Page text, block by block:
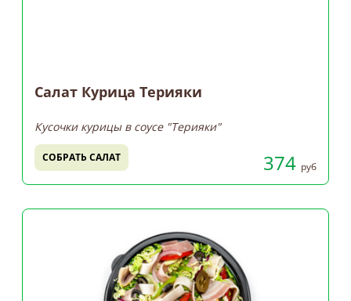
Салат Курица Терияки
Кусочки курицы в соусе "Терияки"
СОБРАТЬ САЛАТ 374 руб